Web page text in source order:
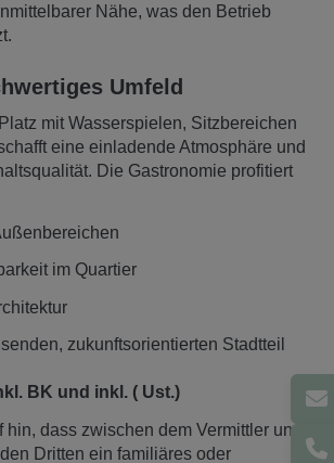
Nähe, was den Betrieb
Umfeld
mit Wasserspielen, Sitzbereichen
eine einladende Atmosphäre und
Die Gastronomie profitiert
im Quartier
zukunftsorientierten Stadtteil
BK und inkl. ( Ust.)
dass zwischen dem Vermittler und
Dritten ein familiäres oder